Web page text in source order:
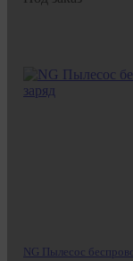
NG Пылесос